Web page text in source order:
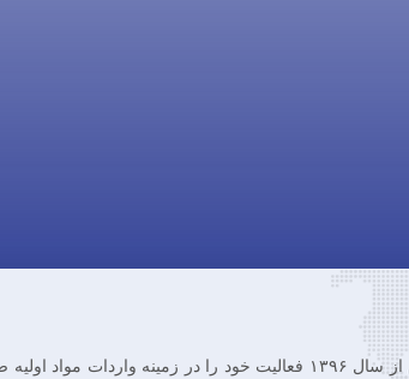
شرڪت بازرگانی رهروان تجارت ڪهن از سال ۱۳۹۶